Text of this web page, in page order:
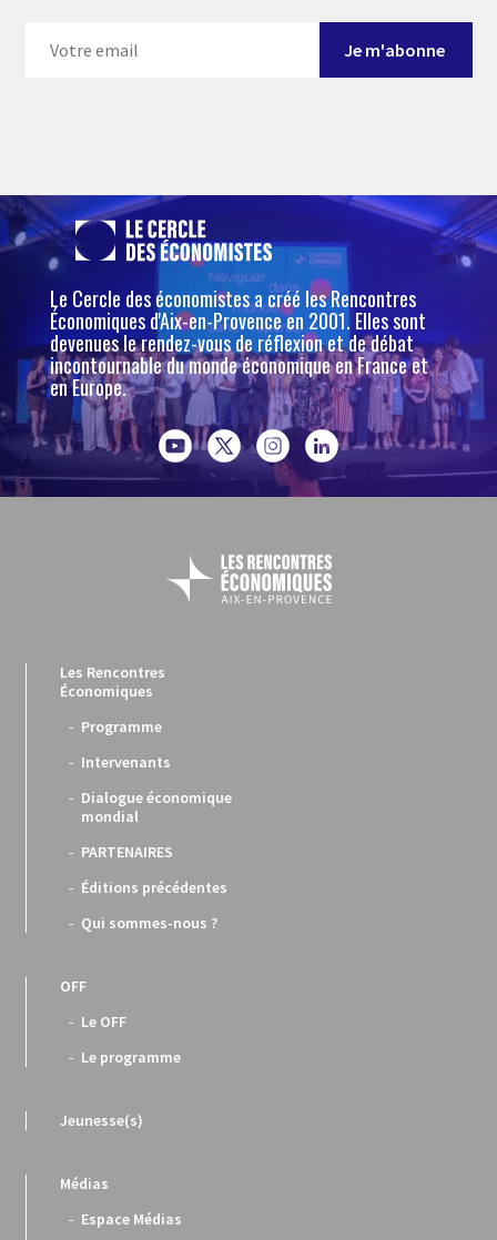
Le Cercle des économistes a créé les Rencontres
Économiques d'Aix-en-Provence en 2001. Elles sont
devenues le rendez-vous de réflexion et de débat
incontournable du monde économique en France et
en Europe.
Les Rencontres
Économiques
Programme
Intervenants
Dialogue économique
mondial
PARTENAIRES
Éditions précédentes
Qui sommes-nous ?
OFF
Le OFF
Le programme
Jeunesse(s)
Médias
Espace Médias